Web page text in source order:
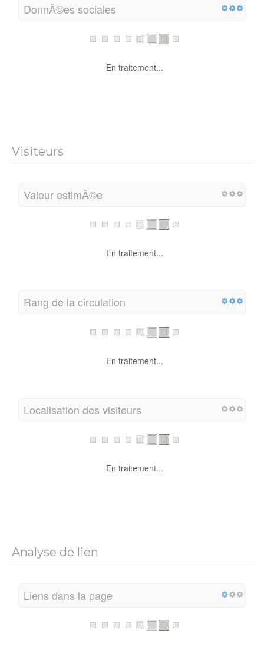
DonnÃ©es sociales
En traitement...
Visiteurs
Valeur estimÃ©e
En traitement...
Rang de la circulation
En traitement...
Localisation des visiteurs
En traitement...
Analyse de lien
Liens dans la page